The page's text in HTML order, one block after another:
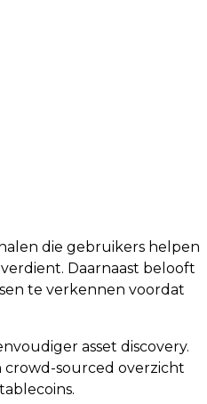
die gebruikers helpen
Daarnaast belooft
te verkennen voordat
asset discovery.
crowd-sourced overzicht